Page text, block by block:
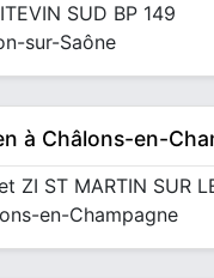
SUD BP 149
sur-Saône
à Châlons-en-
ZI ST MARTIN SUR
en-Champagne